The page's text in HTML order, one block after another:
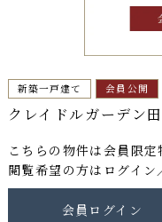
新築一戸建て 会員公開
クレイドルガーデン
こちらの物件は 会員限定
閲覧希望の方はログイン
会員ログイン